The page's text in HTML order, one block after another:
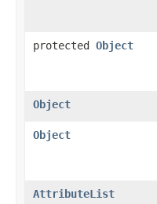
protected Object
Object
Object
AttributeList